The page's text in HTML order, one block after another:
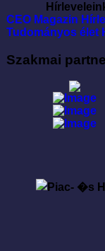
CEO Magazin
Tudományos élet
Szakmai